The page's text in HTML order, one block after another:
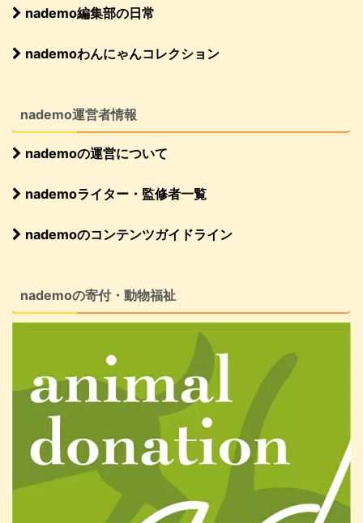
nademo編集部の日常
nademoわんにゃんコレクション
nademo運営者情報
nademoの運営について
nademoライター・監修者一覧
nademoのコンテンツガイドライン
nademoの寄付・動物福祉